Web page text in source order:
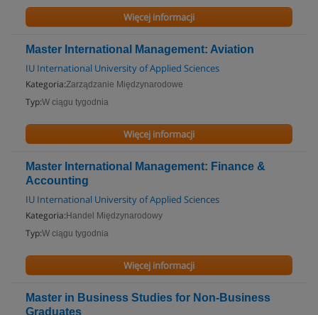
Więcej informacji
Master International Management: Aviation
IU International University of Applied Sciences
Kategoria:Zarządzanie Międzynarodowe
Typ:W ciągu tygodnia
Więcej informacji
Master International Management: Finance &
Accounting
IU International University of Applied Sciences
Kategoria: Handel Międzynarodowy
Typ:W ciągu tygodnia
Więcej informacji
Master in Business Studies for Non-Business
Graduates